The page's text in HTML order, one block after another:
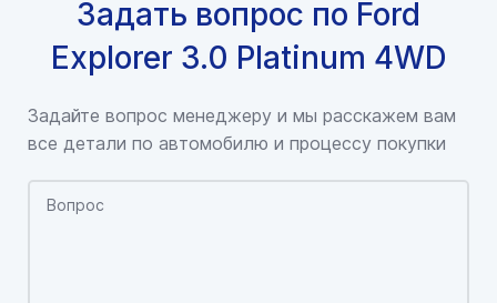
Задать вопрос по Ford
Explorer 3.0 Platinum 4WD
Задайте вопрос менеджеру и мы расскажем вам
все детали по автомобилю и процессу покупки